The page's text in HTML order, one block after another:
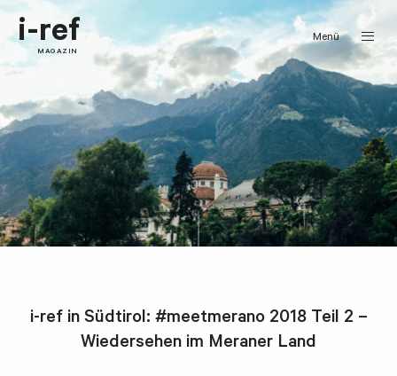
i-ref
MAGAZIN
Menü
i-ref in Südtirol: #meetmerano 2018 Teil 2 –
Wiedersehen im Meraner Land